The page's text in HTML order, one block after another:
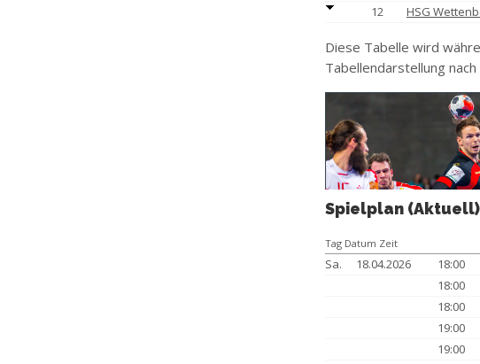
12
HSG
Diese Tabelle wird
Tabellendarstellung
Spielplan (Aktuell)
Tag Datum Zeit
Sa. 18.04.2026 18:00
18:00
18:00
19:00
19:00